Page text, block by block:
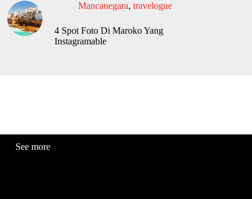
Mancanegara, travelogue
4 Spot Foto Di Maroko Yang
Instagramable
See more